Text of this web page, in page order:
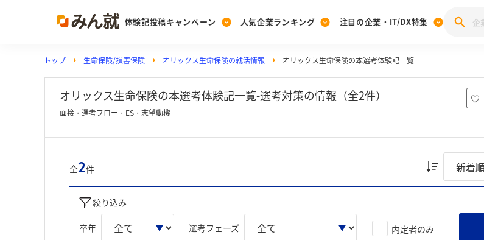
体験記投稿キャンペーン
Post
投稿する
[27卒] 本選考体験記投稿キャンペーン
人気企業ランキング
Ranking
ランキングを見る
みんなのDX企業就職ブランド調査
Vote
注目の企業・IT/DX特集
PickUp
注目の企業特集
トップ 生命保険/損害保険 オリックス生命保険の就活情報 オリックス生命保険の本選考体験記一覧
オリックス生命保険の本選考体験記一覧-選考対策の情報（全2件）
面接・選考フロー・ES・志望動機
全2件
絞り込み
卒年 選考フェーズ 内定者のみ